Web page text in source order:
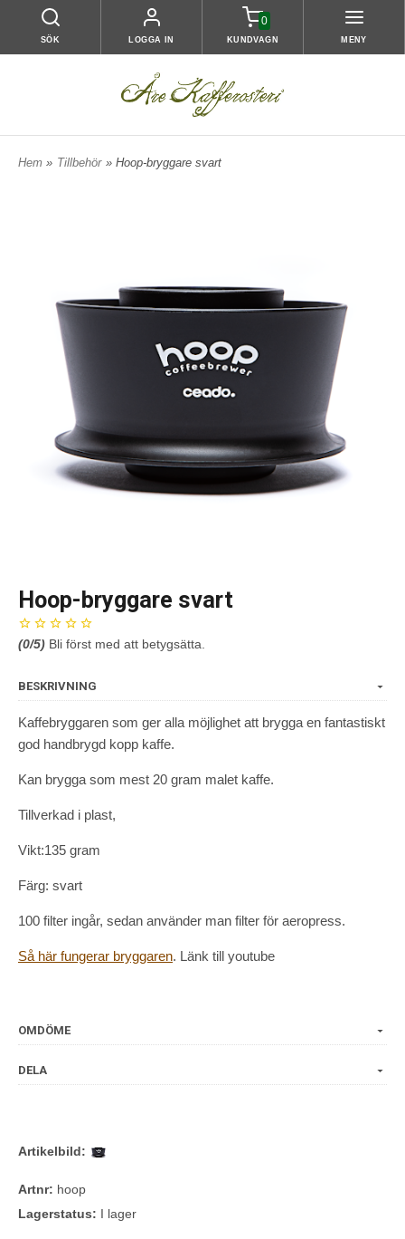
SÖK LOGGA IN
0
KUNDVAGN MENY
Hem » Tillbehör » Hoop-bryggare svart
Hoop-bryggare svart
(0/5) Bli först med att betygsätta.
BESKRIVNING
Kaffebryggaren som ger alla möjlighet att brygga en fantastiskt
god handbrygd kopp kaffe.
Kan brygga som mest 20 gram malet kaffe.
Tillverkad i plast,
Vikt:135 gram
Färg: svart
100 filter ingår, sedan använder man filter för aeropress.
Så här fungerar bryggaren. Länk till youtube
OMDÖME
DELA
Artikelbild:
Artnr: hoop
Lagerstatus: I lager